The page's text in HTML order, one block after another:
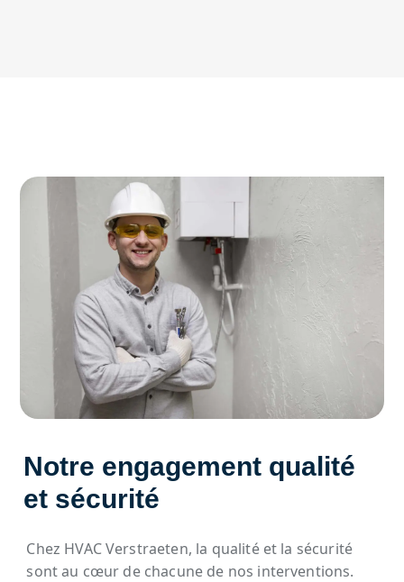
Notre engagement qualité
et sécurité
Chez HVAC Verstraeten, la qualité et la sécurité
sont au cœur de chacune de nos interventions.